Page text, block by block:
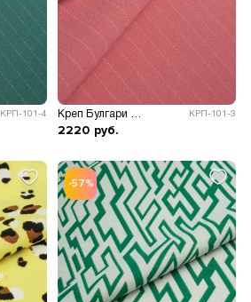
КРП-101-4 КРП-101-3
2220 руб.
-57%